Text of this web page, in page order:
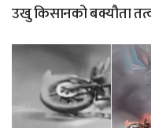
उखु किसानको बक्यौता